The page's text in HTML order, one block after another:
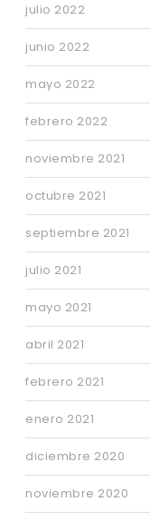
julio 2022
junio 2022
mayo 2022
febrero 2022
noviembre 2021
octubre 2021
septiembre 2021
julio 2021
mayo 2021
abril 2021
febrero 2021
enero 2021
diciembre 2020
noviembre 2020